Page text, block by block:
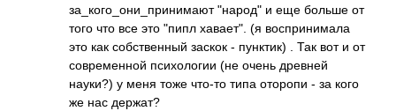
за_кого_они_прин­имают "народ" и еще больше от
того что все это "пипл хавает". (я воспринимала
это как собственный заскок - пунктик) . Так вот и от
современной психологии (не очень древней
науки?) у меня тоже что-то типа оторопи - за кого
же нас держат?